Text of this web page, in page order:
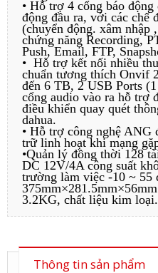
• Hỗ trợ 4 cổng báo
động đầu ra, với các chế
(chuyển động. xâm nhập
chứng năng Recording,
Push, Email, FTP,
• Hỗ trợ kết nối nhiều
chuẩn tương thích Onvif
đến 6 TB, 2 USB Ports
cổng audio vào ra hỗ trợ
điều khiển quay quét
dahua.
• Hỗ trợ công nghệ ANG
trữ linh hoạt khi mạng
•Quản lý đồng thời 128
DC 12V/4A công suất
trường làm việc -10 ~
3.2KG, chất liệu kim loại.
Thông tin sản phẩm